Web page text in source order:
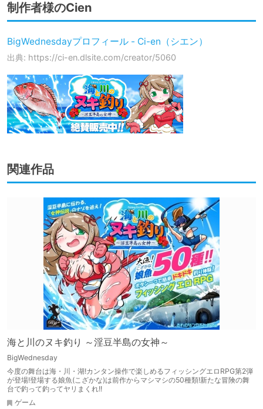
制作者様のCien
BigWednesdayプロフィール - Ci-en（シエン）
出典: https://ci-en.dlsite.com/creator/5060
関連作品
海と川のヌキ釣り ～淫豆半島の女神～
BigWednesday
今度の舞台は海・川・湖!カンタン操作で楽しめるフィッシングエロRPG第2弾
が登場!登場する娘魚(こざかな)は前作からマシマシの50種類!新たな冒険の舞
台で釣って釣ってヤリまくれ!!
ゲーム